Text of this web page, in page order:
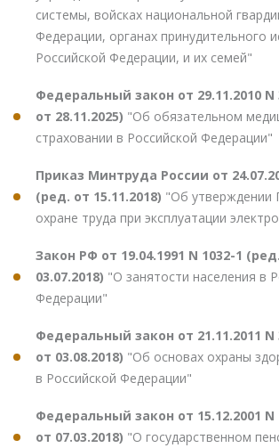
системы, войсках национальной
Федерации, органах принудительного
Российской Федерации, и их семей"
Федеральный закон от 29.11.2010
от 28.11.2025) "Об обязательном
страховании в Российской Федерации"
Приказ Минтруда России от
(ред. от 15.11.2018) "Об утверждении
охране труда при эксплуатации
Закон РФ от 19.04.1991 N 1032-1
03.07.2018) "О занятости населения в
Федерации"
Федеральный закон от 21.11.2011
от 03.08.2018) "Об основах охраны
в Российской Федерации"
Федеральный закон от 15.12.2001
от 07.03.2018) "О государственном